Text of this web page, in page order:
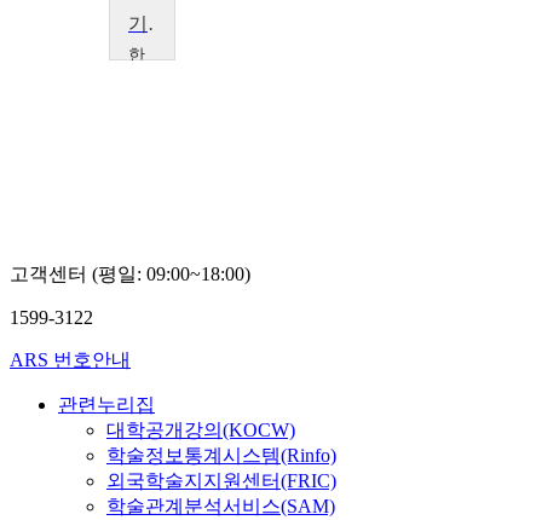
기 기업가정신
한
고객센터 (평일: 09:00~18:00)
1599-3122
ARS 번호안내
관련누리집
대학공개강의(KOCW)
학술정보통계시스템(Rinfo)
외국학술지지원센터(FRIC)
학술관계분석서비스(SAM)